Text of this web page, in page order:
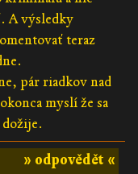
A výsledky
teraz
pár riadkov nad
myslí že sa
» odpovědět «